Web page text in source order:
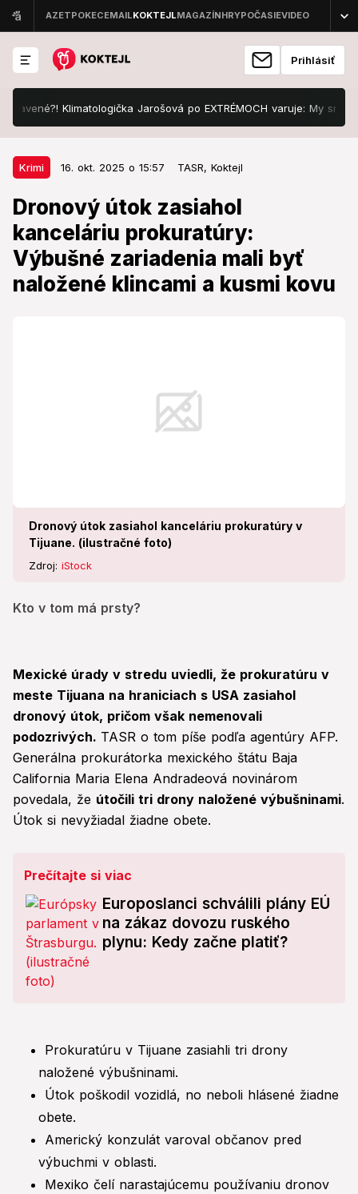
Prihlásiť
Klimatologička Jarošová po EXTRÉMOCH varuje: My sme boli
Krimi 16. okt. 2025 o 15:57 TASR, Koktejl
Dronový útok zasiahol
kanceláriu prokuratúry:
Výbušné zariadenia mali byť
naložené klincami a kusmi kovu
Dronový útok zasiahol kanceláriu prokuratúry v
Tijuane. (ilustračné foto)
Zdroj: iStock
Kto v tom má prsty?
Krimi 16. okt. 2025 o 15:57
Dronový útok zasiahol kanceláriu
prokuratúry: Výbušné zariadenia
mali byť naložené klincami a
kusmi kovu
Mexické úrady v stredu uviedli, že prokuratúru v
meste Tijuana na hraniciach s USA zasiahol
dronový útok, pričom však nemenovali
podozrivých. TASR o tom píše podľa agentúry AFP.
Generálna prokurátorka mexického štátu Baja
California Maria Elena Andradeová novinárom
povedala, že útočili tri drony naložené výbušninami.
Útok si nevyžiadal žiadne obete.
Prečítajte si viac
Europoslanci schválili plány EÚ
na zákaz dovozu ruského
plynu: Kedy začne platiť?
Prokuratúru v Tijuane zasiahli tri drony
naložené výbušninami.
Útok poškodil vozidlá, no neboli hlásené žiadne
obete.
Americký konzulát varoval občanov pred
výbuchmi v oblasti.
Mexiko čelí narastajúcemu používaniu dronov